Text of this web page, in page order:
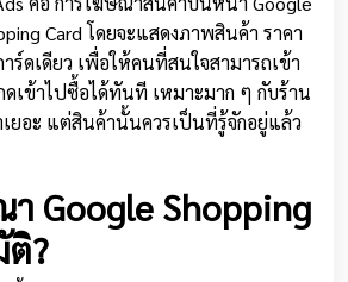
Card โดยจะแสดงภาพสินค้า ราคา
ร์ดเดียว เพื่อให้คนที่สนใจสามารถเข้า
ดเข้าไปซื้อได้ทันที เหมาะมาก ๆ กับร้าน
ยอะ แต่สินค้านั้นควรเป็นที่รู้จักอยู่แล้ว
Google Shopping
ติ?